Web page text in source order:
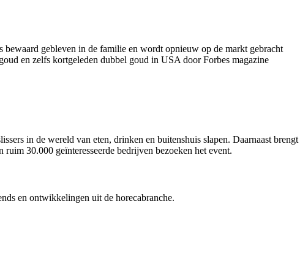
gebleven in de familie en wordt opnieuw op de markt gebracht
en zelfs kortgeleden dubbel goud in USA door Forbes magazine
in de wereld van eten, drinken en buitenshuis slapen. Daarnaast brengt
30.000 geïnteresseerde bedrijven bezoeken het event.
en ontwikkelingen uit de horecabranche.